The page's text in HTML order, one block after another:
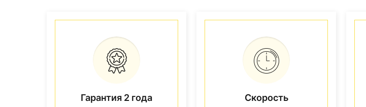
Гарантия 2 года Скорость